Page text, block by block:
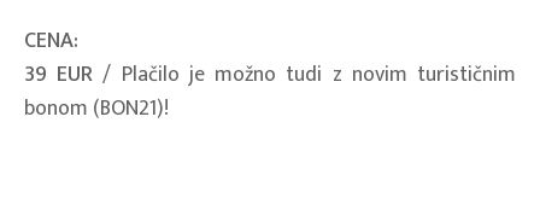
CENA:
39 EUR/ Plačilo je možno tudi z novim turističnim
bonom (BON21)!